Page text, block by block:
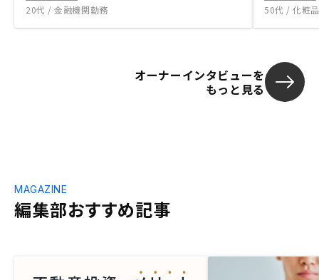
20代 / 金融機関勤務 50代 / 化粧
オーナーインタビューを
もっと見る
編集部おすすめ記事
MAGAZINE